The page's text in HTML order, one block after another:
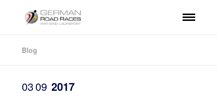
Blog
0309 2017